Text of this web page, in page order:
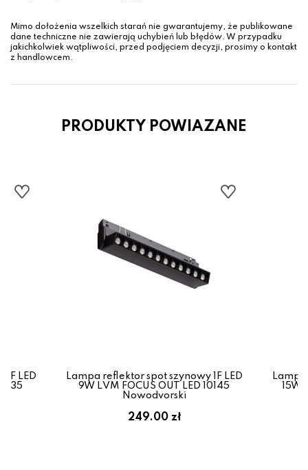
Mimo dołożenia wszelkich starań nie gwarantujemy, że publikowane
dane techniczne nie zawierają uchybień lub błędów. W przypadku
jakichkolwiek wątpliwości, przed podjęciem decyzji, prosimy o kontakt
z handlowcem.
PRODUKTY POWIAZANE
LED
Lampa reflektor spot szynowy 1F LED
9W LVM FOCUS OUT LED 10145
Nowodvorski
249.00 zł
Lampa
15W